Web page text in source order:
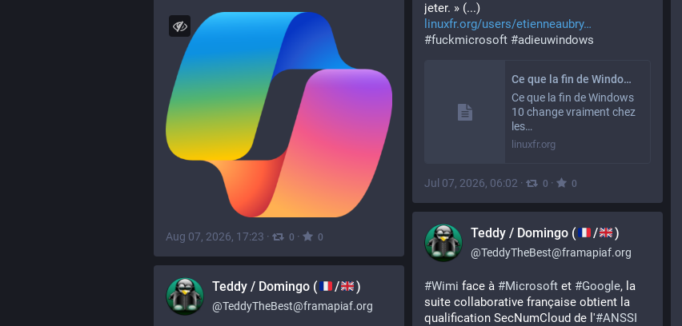
Aug 07, 2026, 17:23 · 0 · 0
jeter. » (...)
linuxfr.org/users/etienneaubry
#fuckmicrosoft #adieuwindows
Ce que la fin de Windows 10 change vraiment chez les particuliers : retour de terrain d'un dépanneur - LinuxFr.org
Ce que la fin de Windows
10 change vraiment chez
les…
linuxfr.org
Jul 07, 2026, 06:02 · 0 · 0
Teddy / Domingo ( / )
@TeddyTheBest@framapiaf.org
#Wimi face à #Microsoft et #Google, la
suite collaborative française obtient la
qualification SecNumCloud de l'#ANSSI
Teddy / Domingo ( / )
@TeddyTheBest@framapiaf.org